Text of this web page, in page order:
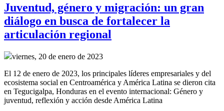
Juventud, género y migración: un gran
diálogo en busca de fortalecer la
articulación regional
viernes, 20 de enero de 2023
El 12 de enero de 2023, los principales líderes empresariales y del
ecosistema social en Centroamérica y América Latina se dieron cita
en Tegucigalpa, Honduras en el evento internacional: Género y
juventud, reflexión y acción desde América Latina